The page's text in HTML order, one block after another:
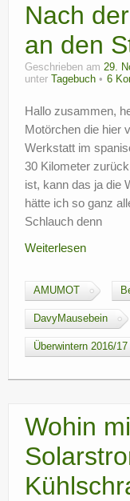
Nach
an den
Geschrieben am 29.
unter
Tagebuch 6
Hallo zusammen,
Motörchen die hier
Werkstatt im
30 Kilometer
ist, kann das ja die
hätte ich so ganz
Schlauch denn
Weiterlesen
AMUMOT
DavyMausebein
Überwintern 2016/17
Wohin